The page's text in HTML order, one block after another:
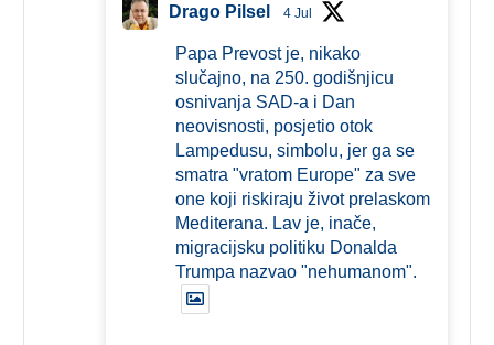
Drago Pilsel 4 Jul
Papa Prevost je, nikako
slučajno, na 250. godišnjicu
osnivanja SAD-a i Dan
neovisnosti, posjetio otok
Lampedusu, simbolu, jer ga se
smatra "vratom Europe" za sve
one koji riskiraju život prelaskom
Mediterana. Lav je, inače,
migracijsku politiku Donalda
Trumpa nazvao "nehumanom".